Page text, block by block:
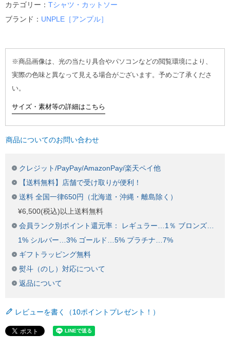
カテゴリー： Tシャツ・カットソー
ブランド： UNPLE［アンプル］
※商品画像は、光の当たり具合やパソコンなどの閲覧環境により、
実際の色味と異なって見える場合がございます。予めご了承くださ
い。
サイズ・素材等の詳細はこちら
商品についてのお問い合わせ
クレジット/PayPay/AmazonPay/楽天ペイ他
【送料無料】店舗で受け取りが便利！
送料 全国一律650円（北海道・沖縄・離島除く）
¥6,500(税込)以上送料無料
会員ランク別ポイント還元率： レギュラー…1％ ブロンズ…
1% シルバー…3% ゴールド…5% プラチナ…7%
ギフトラッピング無料
熨斗（のし）対応について
返品について
レビューを書く（10ポイントプレゼント！）